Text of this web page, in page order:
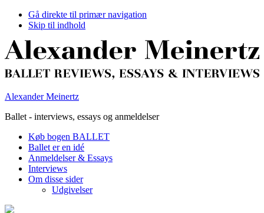
Gå direkte til primær navigation
Skip til indhold
Alexander Meinertz
Ballet - interviews, essays og anmeldelser
Køb bogen BALLET
Ballet er en idé
Anmeldelser & Essays
Interviews
Om disse sider
Udgivelser